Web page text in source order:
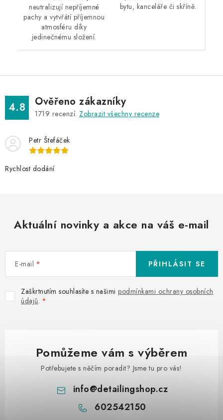
neutralizují nepříjemné
pachy a vytvřátí příjemnou
atmosféru díky
jedinečnému složení.
bytu, kanceláře či skříně.
4.8 Ověřeno zákazníky
1719 recenzí. Zobrazit všechny recenze
Petr Štefáček
Rychlost dodání
Aktuální novinky a akce na váš e-mail
E-mail
Zaškrtnutím souhlasíte s našimi podmínkami ochrany osobních
údajů.
PŘIHLÁSIT SE
Pomůžeme vám s výběrem
Potřebujete s něčím poradit? Jsme tu pro vás!
info@detailingshop.cz
602542150